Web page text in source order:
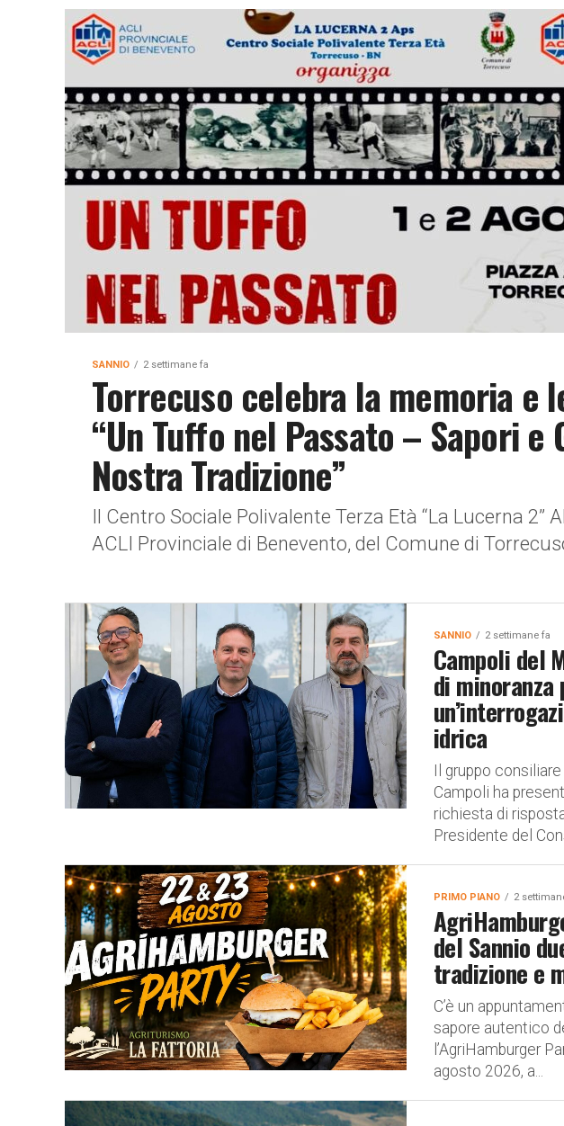
SANNIO 2 settimane fa
Torrecuso celebra la memoria e
“Un Tuffo nel Passato – Sapori e
Nostra Tradizione”
Il Centro Sociale Polivalente Terza Età “La Lucerna 2”
ACLI Provinciale di Benevento, del Comune di
SANNIO 2 settimane fa
Campoli del
di minoranza
idrica
Il gruppo
Campoli ha
richiesta di
Presidente del
PRIMO PIANO 2
del Sannio
tradizione e
C’è un
sapore autentico
l’AgriHamburger
agosto 2026, a...